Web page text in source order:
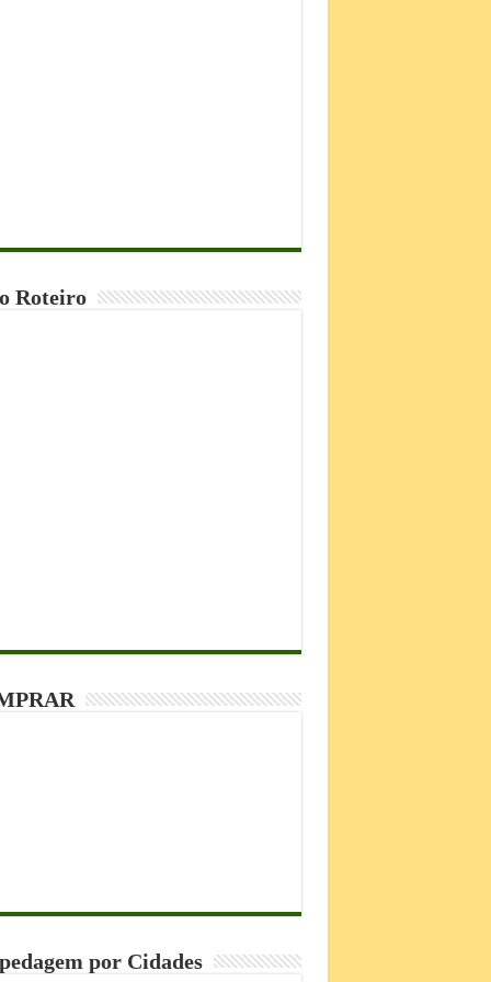
Roteiro
por Cidades